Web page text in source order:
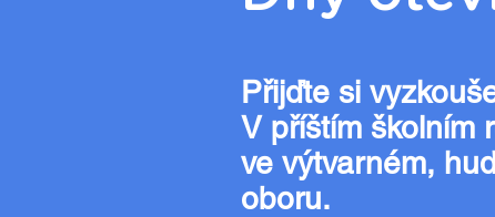
Přijďte si
V příštím školním
ve výtvarném,
oboru.